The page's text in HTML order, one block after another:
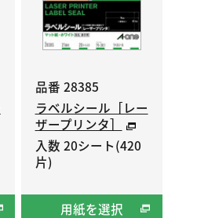
品番 28385
ラベルシール［レー
ザープリンタ］
入数 20シート(420
片)
用紙を選択